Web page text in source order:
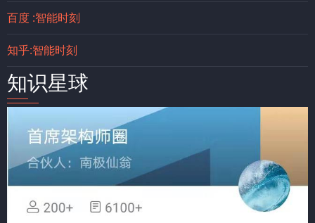
百度 :智能时刻
知乎:智能时刻
知识星球